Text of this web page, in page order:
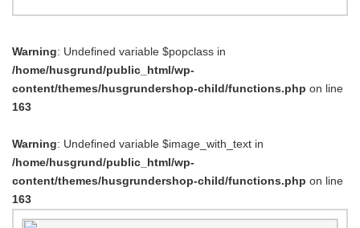
Warning: Undefined variable $popclass in
/home/husgrund/public_html/wp-
content/themes/husgrundershop-child/functions.php on line
163
Warning: Undefined variable $image_with_text in
/home/husgrund/public_html/wp-
content/themes/husgrundershop-child/functions.php on line
163